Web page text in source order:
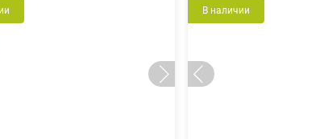
В наличии